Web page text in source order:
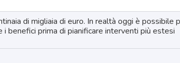
di migliaia di euro. In realtà oggi è possibile
benefici prima di pianificare interventi più estesi